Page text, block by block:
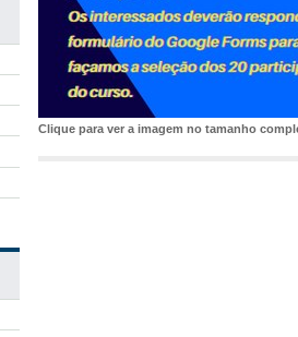
Clique para ver a imagem no tamanho